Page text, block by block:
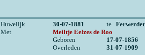
Huwelijk 30-07-1881 te
Met
Meiltje Eelzes de Roo
Geboren
17-07-1856
Overleden
31-07-1909